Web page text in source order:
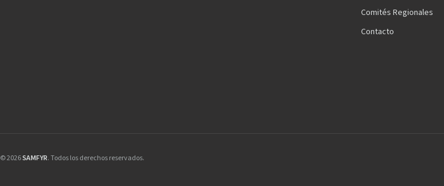
Comités Regionales
Contacto
© 2026SAMFYR. Todos los derechos reservados.